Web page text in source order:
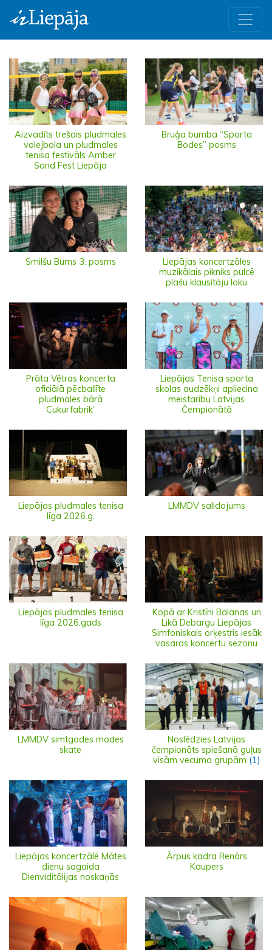
Aizvadīts trešais pludmales
volejbola un pludmales
tenisa festivāls Amber
Sand Fest Liepāja
Bruģa bumba “Sporta
Bodes” posms
Smilšu Bums 3. posms
Liepājas koncertzāles
muzikālais pikniks pulcē
plašu klausītāju loku
Prāta Vētras koncerta
oficiālā pēcballīte
pludmales bārā
Cukurfabrik’
Liepājas Tenisa sporta
skolas audzēkņi apliecina
meistarību Latvijas
Čempionātā
Liepājas pludmales tenisa
līga 2026.g.
LMMDV salidojums
Liepājas pludmales tenisa
līga 2026.gads
Kopā ar Kristīni Balanas un
Likā Debargu Liepājas
Simfoniskais orķestris iesāk
vasaras koncertu sezonu
LMMDV simtgades modes
skate
Noslēdzies Latvijas
čempionāts spiešanā guļus
visām vecuma grupām (1)
Liepājas koncertzālē Mātes
dienu sagaida
Dienviditālijas noskaņās
Ārpus kadra Renārs
Kaupers